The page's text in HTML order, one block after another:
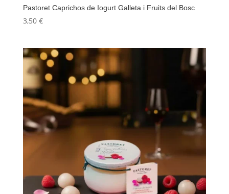
Pastoret Caprichos de Iogurt Galleta i Fruits del Bosc
3,50 €